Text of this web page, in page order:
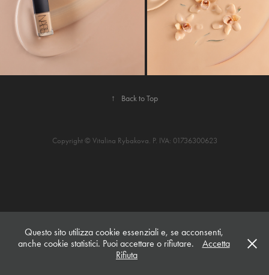
↑ Back to Top
Copyright © Vitalina Rybakova. P. IVA: 01736300623
Questo sito utilizza cookie essenziali e, se acconsenti,
anche cookie statistici. Puoi accettare o rifiutare.
Accetta
Rifiuta